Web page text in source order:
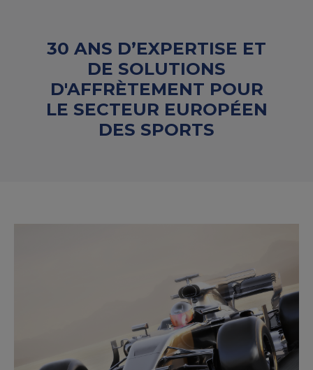
30 ANS D’EXPERTISE ET
DE SOLUTIONS
D'AFFRÈTEMENT POUR
LE SECTEUR EUROPÉEN
DES SPORTS